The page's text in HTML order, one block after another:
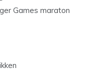
Games maraton